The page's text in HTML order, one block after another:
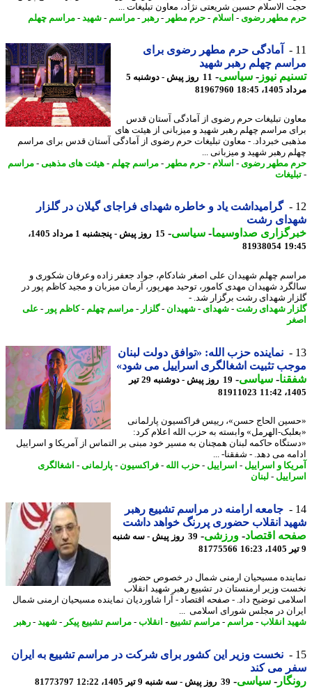
الاسلام حسین شریعتی نژاد، معاون تبلیغات ...
مطهر رضوی-اسلام-حرم مطهر-رهبر -مراسم -شهید-مراسم چهلم
آمادگی حرم مطهر رضوی برای
چهلم رهبر شهید
نیوز-سیاسی-
11 روز پیش - دوشنبه 5
18:45
81967960
تبلیغات حرم رضوی از آمادگی آستان قدس
مراسم چهلم رهبر شهید و میزبانی از هیئت های
خبرداد. - معاون تبلیغات حرم رضوی از آمادگی آستان قدس برای مراسم
رهبر شهید و میزبانی ...
مطهر رضوی-اسلام-حرم مطهر-مراسم چهلم-هیئت های مذهبی-مراسم
گرامیداشت یاد و خاطره شهدای فراجای گیلان در گلزار
رشت
صداوسیما-سیاسی-
15 روز پیش - پنجشنبه 1 مرداد 1405،
81938054
چهلم شهیدان علی اصغر شادکام، جواد جعفر زاده وعرفان شکوری و
شهیدان مهدی کامور، توحید مهرپور، آرمان میزبان و مجید کاظم پور در
شهدای رشت برگزار شد. -
شهدای رشت -شهدای- شهیدان- گلزار- مراسم چهلم-کاظم پور-علی
نماینده حزب الله: «توافق دولت لبنان
تثبیت اشغالگری اسراییل می شود»
-سیاسی-
19 روز پیش - دوشنبه 29 تیر
81911023
الحاج حسن»، رییس فراکسیون پارلمانی
الهرمل» وابسته به حزب الله اعلام کرد:
حاکمه لبنان همچنان به مسیر خود مبنی بر التماس از آمریکا و اسراییل
می دهد. - شفقنا- ...
و اسراییل
-اسراییل -حزب الله-فراکسیون-پارلمانی-اشغالگری
-لبنان
جامعه ارامنه در مراسم تشییع رهبر
انقلاب حضوری پررنگ خواهد داشت
اقتصاد-ورزشی-
39 روز پیش - سه شنبه
81775566
مسیحیان ارمنی شمال در خصوص حضور
وزیر ارمنستان در تشییع رهبر شهید انقلاب
توضیح داد. - صفحه اقتصاد - آرا شاوردیان نماینده مسیحیان ارمنی شمال
در مجلس شورای اسلامی ...
انقلاب-مراسم -مراسم تشییع-انقلاب-مراسم تشییع پیکر -شهید-رهبر
نخست وزیر این کشور برای شرکت در مراسم تشییع به ایران
می کند
-سیاسی-39 روز پیش - سه شنبه 9 تیر 1405، 12:22 81773797